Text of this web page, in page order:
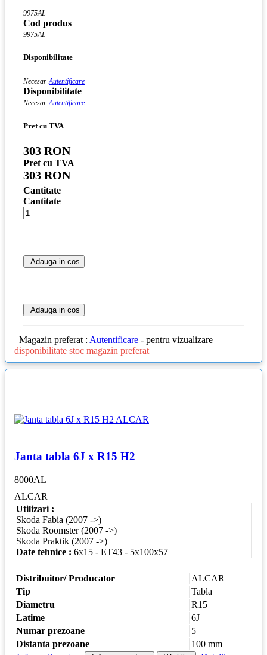
9975AL
Cod produs
9975AL
Disponibilitate
Necesar Autentificare
Disponibilitate
Necesar Autentificare
Pret cu TVA
303 RON
Pret cu TVA
303 RON
Cantitate
Cantitate
Adauga in cos
Adauga in cos
Magazin preferat : Autentificare - pentru vizualizare
disponibilitate stoc magazin preferat
Janta tabla 6J x R15 H2
8000AL
ALCAR
Utilizari :
Skoda Fabia (2007 ->)
Skoda Roomster (2007 ->)
Skoda Praktik (2007 ->)
Date tehnice : 6x15 - ET43 - 5x100x57
Distribuitor/ Producator
ALCAR
Tip
Tabla
Diametru
R15
Latime
6J
Numar prezoane
5
Distanta prezoane
100 mm